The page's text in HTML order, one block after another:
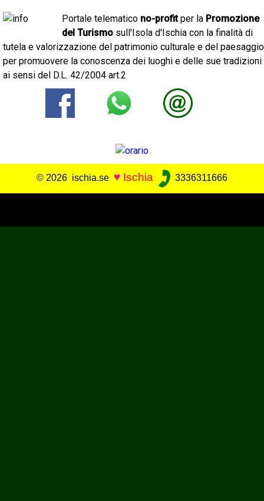
Portale telematico no-profitper la Promozione
del Turismo sull'Isola d'Ischia con la finalità di
tutela e valorizzazione del patrimonio culturale e del paesaggio
per promuovere la conoscenza dei luoghi e delle sue tradizioni
ai sensi del D.L. 42/2004 art.2
© 2026 ischia.se ♥ Ischia 3336311666